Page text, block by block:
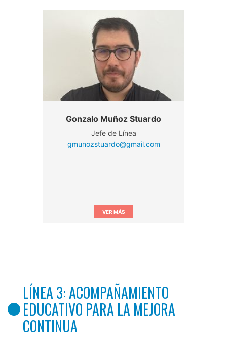
Gonzalo Muñoz Stuardo
Jefe de Línea
gmunozstuardo@gmail.com
VER MÁS
LÍNEA 3: ACOMPAÑAMIENTO
EDUCATIVO PARA LA MEJORA
CONTINUA